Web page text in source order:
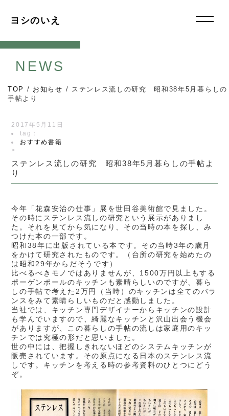
ヨシのいえ
NEWS
TOP / お知らせ / ステンレス流しの研究 昭和38年5月暮らしの
手帖より
2017年5月11日
tag：
おすすめ書籍
>
ステンレス流しの研究 昭和38年5月暮らしの手帖よ
り
今年「花森安治の仕事」展を世田谷美術館で見ました。
その時にステンレス流しの研究という展示がありまし
た。それを見てから気になり、その当時の本を探し、み
つけた本の一部です。
昭和38年に出版されている本です。その当時3年の歳月
をかけて研究されたものです。（台所の研究を始めたの
は昭和29年からだそうです）
比べるべきモノではありませんが、1500万円以上もする
ポーゲンポールのキッチンも素晴らしいのですが、暮ら
しの手帖で考えた2万円（当時）のキッチンは全てのバラ
ンスをみて素晴らしいものだと感動しました。
当社では、キッチン専門デザイナーからキッチンの設計
も学んでいますので、綺麗なキッチンと沢山出会う機会
がありますが、この暮らしの手帖の流しは家庭用のキッ
チンでは究極の形だと思いました。
世の中には、把握しきれないほどのシステムキッチンが
販売されています。その原点になる日本のステンレス流
しです。キッチンを考える時の参考資料のひとつにどう
ぞ。